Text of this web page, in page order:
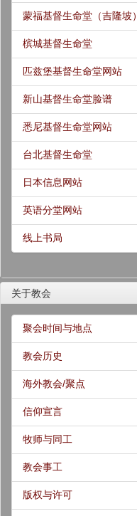
蒙福基督生命堂（吉隆坡）
槟城基督生命堂
匹兹堡基督生命堂网站
新山基督生命堂脸谱
悉尼基督生命堂网站
台北基督生命堂
日本信息网站
英语分堂网站
线上书局
关于教会
聚会时间与地点
教会历史
海外教会/聚点
信仰宣言
牧师与同工
教会事工
版权与许可